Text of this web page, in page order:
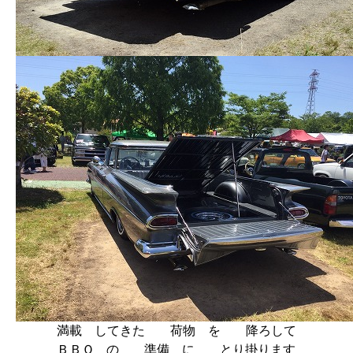
満載 してきた 荷物 を 降ろして
ＢＢＱ の 準備 に とり掛ります